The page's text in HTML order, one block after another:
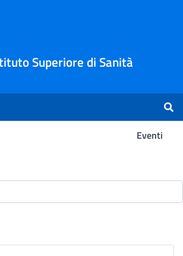
Superiore di Sanità
Eventi
Ricerca -